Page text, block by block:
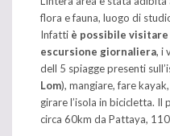
flora e fauna, luogo di
Infatti è possibile visitare
escursione giornaliera, i
dell 5 spiagge presenti
Lom), mangiare, fare
girare l’isola in bicicletta.
circa 60km da Pattaya,